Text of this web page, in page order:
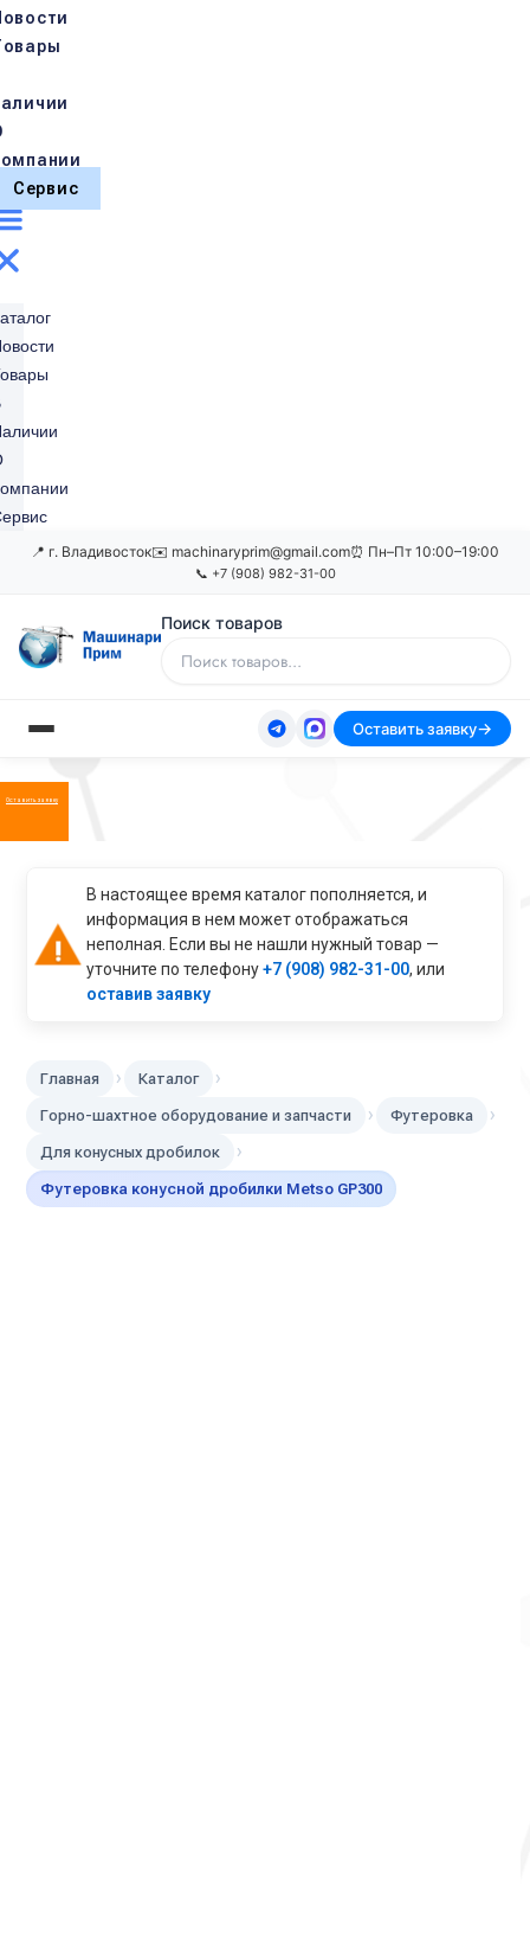
Сервис
📍 г. Владивосток✉️ machinaryprim@gmail.com⏰ Пн–Пт 10:00–19:00
📞 +7 (908) 982-31-00
Поиск товаров
Оставить заявку
Оставить заявку
В настоящее время каталог пополняется, и
информация в нем может отображаться
неполная. Если вы не нашли нужный товар —
уточните по телефону+7 (908) 982-31-00, или
оставив заявку
Главная › Каталог ›
Горно-шахтное оборудование и запчасти › Футеровка ›
Для конусных дробилок ›
Футеровка конусной дробилки Metso GP300